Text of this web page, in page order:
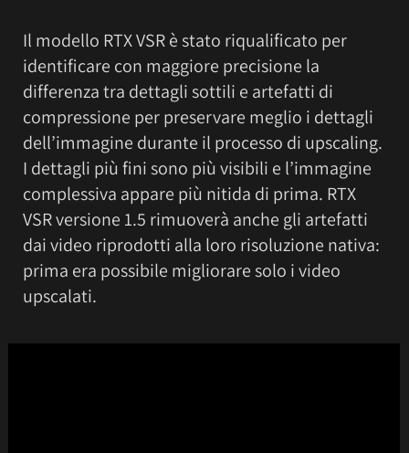
Il modello RTX VSR è stato riqualificato per
identificare con maggiore precisione la
differenza tra dettagli sottili e artefatti di
compressione per preservare meglio i dettagli
dell’immagine durante il processo di upscaling.
I dettagli più fini sono più visibili e l’immagine
complessiva appare più nitida di prima. RTX
VSR versione 1.5 rimuoverà anche gli artefatti
dai video riprodotti alla loro risoluzione nativa:
prima era possibile migliorare solo i video
upscalati.